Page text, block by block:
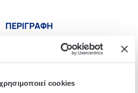
cookies
ΠΕΡΙΓΡΑΦΗ
βρώμης και αραβόσιτου με
εμπλουτισμένα με